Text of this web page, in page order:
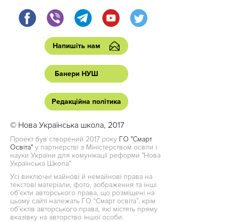
Напишіть нам
Банери НУШ
Редакційна політика
© Нова Українська школа, 2017
Проект був створений 2017 року ГО "Смарт
Освіта" у партнерстві з Міністерством освіти і
науки України для комунікації реформи "Нова
Українська Школа"
Усі виключні майнові й немайнові права на
текстові матеріали, фото, зображення та інші
об’єкти авторського права, що розміщені на
цьому сайті належать ГО “Смарт освіта”, крім
об’єктів авторського права, які містять пряму
вказівку на авторство іншої особи.